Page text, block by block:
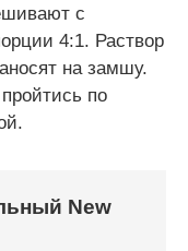
с
4:1. Раствор
на замшу.
по
New